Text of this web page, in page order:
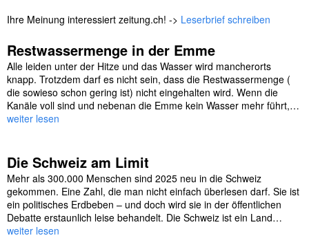
Ihre Meinung interessiert zeitung.ch! -> Leserbrief schreiben
Restwassermenge in der Emme
Alle leiden unter der Hitze und das Wasser wird mancherorts
knapp. Trotzdem darf es nicht sein, dass die Restwassermenge (
die sowieso schon gering ist) nicht eingehalten wird. Wenn die
Kanäle voll sind und nebenan die Emme kein Wasser mehr führt,…
weiter lesen
Die Schweiz am Limit
Mehr als 300.000 Menschen sind 2025 neu in die Schweiz
gekommen. Eine Zahl, die man nicht einfach überlesen darf. Sie ist
ein politisches Erdbeben – und doch wird sie in der öffentlichen
Debatte erstaunlich leise behandelt. Die Schweiz ist ein Land…
weiter lesen